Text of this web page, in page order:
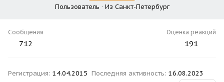
Пользователь · Из Санкт-Петербург
Сообщения
712
Оценка реакций
191
Регистрация 14.04.2015 Последняя активность 16.08.2023